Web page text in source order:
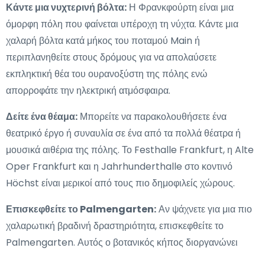
Κάντε μια νυχτερινή βόλτα: Η Φρανκφούρτη είναι μια
όμορφη πόλη που φαίνεται υπέροχη τη νύχτα. Κάντε μια
χαλαρή βόλτα κατά μήκος του ποταμού Main ή
περιπλανηθείτε στους δρόμους για να απολαύσετε
εκπληκτική θέα του ουρανοξύστη της πόλης ενώ
απορροφάτε την ηλεκτρική ατμόσφαιρα.
Δείτε ένα θέαμα: Μπορείτε να παρακολουθήσετε ένα
θεατρικό έργο ή συναυλία σε ένα από τα πολλά θέατρα ή
μουσικά αιθέρια της πόλης. Το Festhalle Frankfurt, η Alte
Oper Frankfurt και η Jahrhunderthalle στο κοντινό
Höchst είναι μερικοί από τους πιο δημοφιλείς χώρους.
Επισκεφθείτε το Palmengarten:Αν ψάχνετε για μια πιο
χαλαρωτική βραδινή δραστηριότητα, επισκεφθείτε το
Palmengarten. Αυτός ο βοτανικός κήπος διοργανώνει